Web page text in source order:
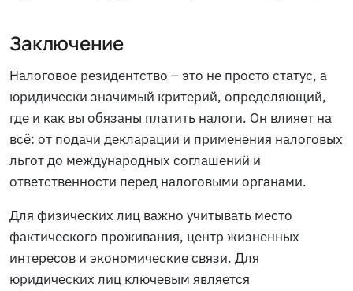
Заключение
Налоговое резидентство – это не просто статус, а
юридически значимый критерий, определяющий,
где и как вы обязаны платить налоги. Он влияет на
всё: от подачи декларации и применения налоговых
льгот до международных соглашений и
ответственности перед налоговыми органами.
Для физических лиц важно учитывать место
фактического проживания, центр жизненных
интересов и экономические связи. Для
юридических лиц ключевым является